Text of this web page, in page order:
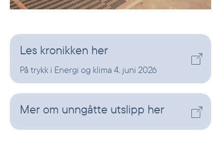
Les kronikken her
På trykk i Energi og klima 4. juni 2026
Mer om unngåtte utslipp her